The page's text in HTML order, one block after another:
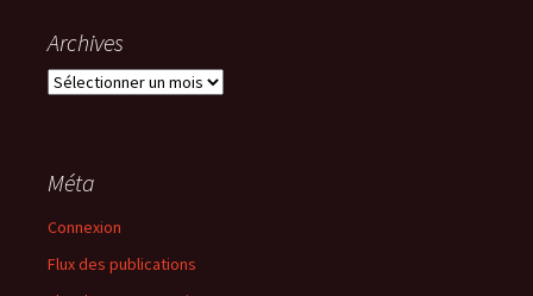
Archives
Archives
Méta
Connexion
Flux des publications